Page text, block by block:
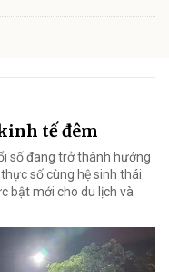
tế đêm
số đang trở thành hướng
số cùng hệ sinh thái
bật mới cho du lịch và